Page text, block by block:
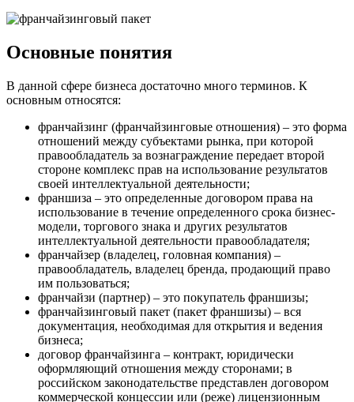
Основные понятия
В данной сфере бизнеса достаточно много терминов. К
основным относятся:
франчайзинг (франчайзинговые отношения) – это форма
отношений между субъектами рынка, при которой
правообладатель за вознаграждение передает второй
стороне комплекс прав на использование результатов
своей интеллектуальной деятельности;
франшиза – это определенные договором права на
использование в течение определенного срока бизнес-
модели, торгового знака и других результатов
интеллектуальной деятельности правообладателя;
франчайзер (владелец, головная компания) –
правообладатель, владелец бренда, продающий право
им пользоваться;
франчайзи (партнер) – это покупатель франшизы;
франчайзинговый пакет (пакет франшизы) – вся
документация, необходимая для открытия и ведения
бизнеса;
договор франчайзинга – контракт, юридически
оформляющий отношения между сторонами; в
российском законодательстве представлен договором
коммерческой концессии или (реже) лицензионным